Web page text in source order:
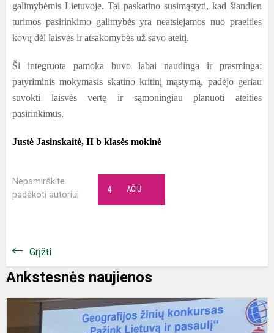
galimybėmis Lietuvoje. Tai paskatino susimąstyti, kad šiandien
turimos pasirinkimo galimybės yra neatsiejamos nuo praeities
kovų dėl laisvės ir atsakomybės už savo ateitį.
Ši integruota pamoka buvo labai naudinga ir prasminga:
patyriminis mokymasis skatino kritinį mąstymą, padėjo geriau
suvokti laisvės vertę ir sąmoningiau planuoti ateities
pasirinkimus.
Justė Jasinskaitė, II b klasės mokinė
Nepamirškite
padėkoti autoriui
AČIŪ
4
Grįžti
Ankstesnės naujienos